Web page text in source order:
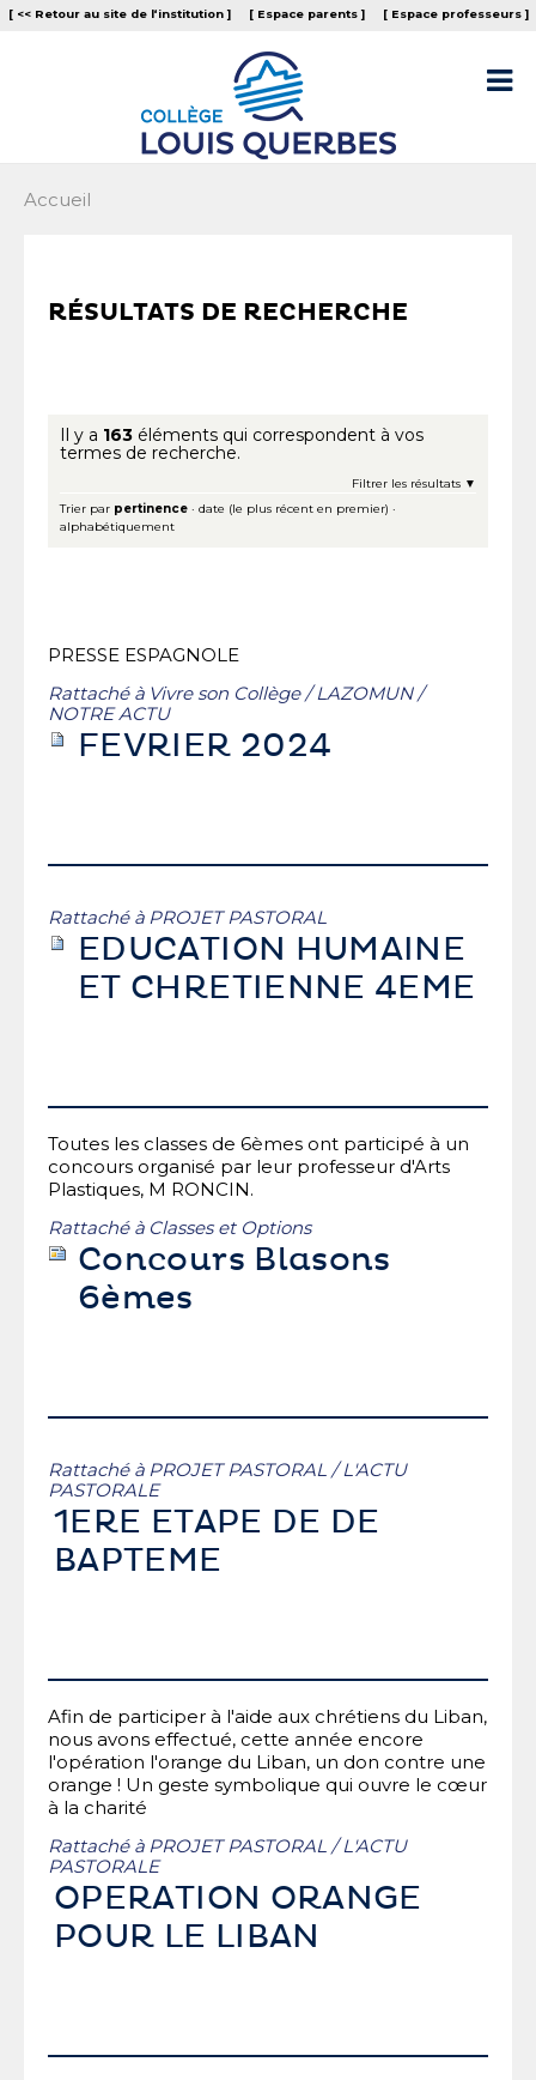
Aller
au
Outils
personnels
[ << Retour au site de l‘institution ] [ Espace parents ] [ Espace professeurs ]

Accueil
RÉSULTATS DE RECHERCHE
Il y a 163 éléments qui correspondent à vos
termes de recherche.
Filtrer les résultats
Trier par pertinence · date (le plus récent en premier) ·
alphabétiquement
PRESSE ESPAGNOLE
Rattaché à Vivre son Collège /LAZOMUN /
NOTRE ACTU
FEVRIER 2024
Rattaché à PROJET PASTORAL
EDUCATION HUMAINE
ET CHRETIENNE 4EME
Toutes les classes de 6èmes ont participé à un
concours organisé par leur professeur d'Arts
Plastiques, M RONCIN.
Rattaché à Classes et Options
Concours Blasons
6èmes
Rattaché à PROJET PASTORAL /L'ACTU
PASTORALE
1ERE ETAPE DE DE
BAPTEME
Afin de participer à l'aide aux chrétiens du Liban,
nous avons effectué, cette année encore
l'opération l'orange du Liban, un don contre une
orange ! Un geste symbolique qui ouvre le cœur
à la charité
Rattaché à PROJET PASTORAL /L'ACTU
PASTORALE
OPERATION ORANGE
POUR LE LIBAN